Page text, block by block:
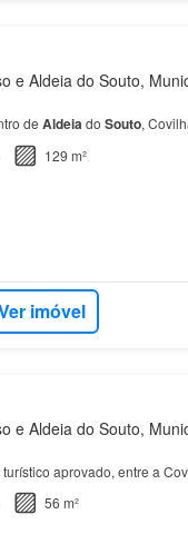
e Aldeia do Souto,
de Aldeiado Souto,
129 m²
imóvel
e Aldeia do Souto,
aprovado, entre a
56 m²